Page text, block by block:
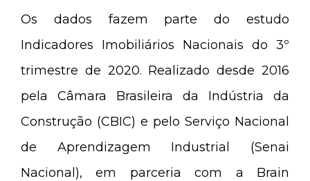
Os dados fazem parte do estudo
Indicadores Imobiliários Nacionais do 3º
trimestre de 2020. Realizado desde 2016
pela Câmara Brasileira da Indústria da
Construção (CBIC) e pelo Serviço Nacional
de Aprendizagem Industrial (Senai
Nacional), em parceria com a Brain